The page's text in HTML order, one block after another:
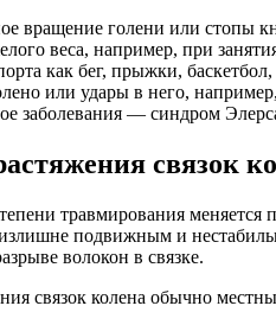
вращение голени или стопы
веса, например, при
как бег, прыжки,
или удары в него,
заболевания — синдром
связок
травмирования меняется
излишне подвижным и
волокон в связке.
связок колена обычно